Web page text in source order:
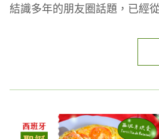
結識多年的朋友圈話題，已經
容光煥發」？而膠原蛋白絕對